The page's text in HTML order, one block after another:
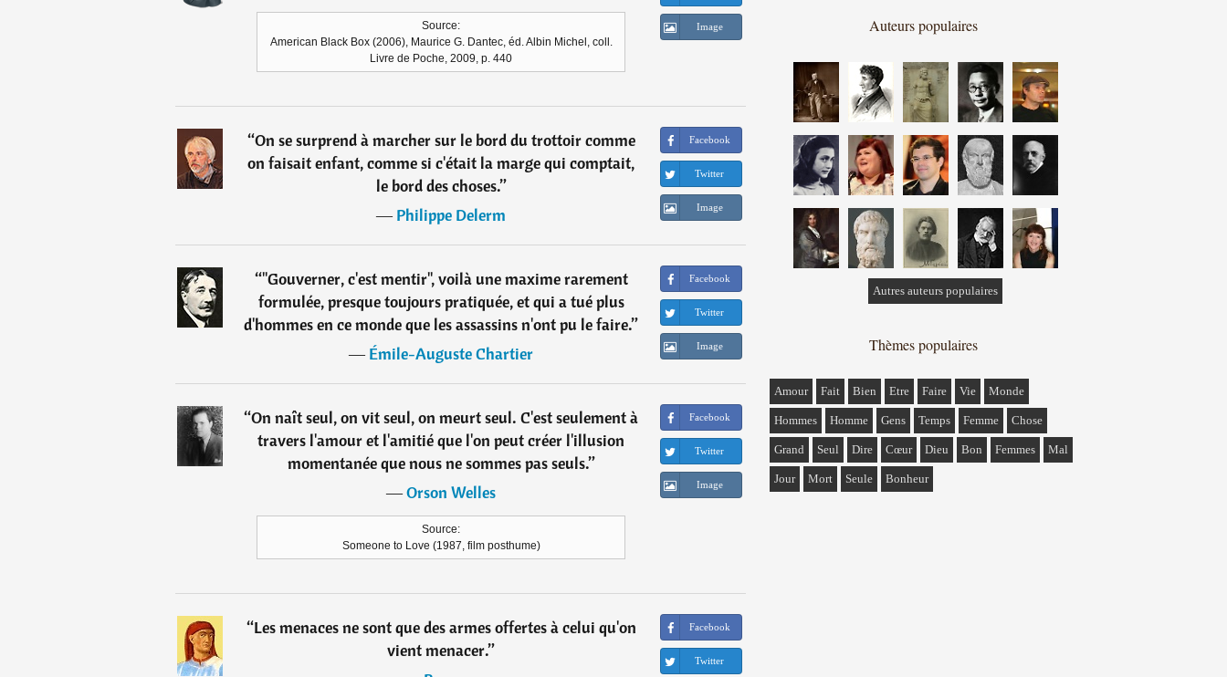
Source:
American Black Box (2006), Maurice G. Dantec, éd. Albin Michel, coll.
Livre de Poche, 2009, p. 440
Image
“On se surprend à marcher sur le bord du trottoir comme
on faisait enfant, comme si c'était la marge qui comptait,
le bord des choses.”
―Philippe Delerm
Facebook
Twitter
Image
“"Gouverner, c'est mentir", voilà une maxime rarement
formulée, presque toujours pratiquée, et qui a tué plus
d'hommes en ce monde que les assassins n'ont pu le faire.”
―Émile-Auguste Chartier
Facebook
Twitter
Image
“On naît seul, on vit seul, on meurt seul. C'est seulement à
travers l'amour et l'amitié que l'on peut créer l'illusion
momentanée que nous ne sommes pas seuls.”
―Orson Welles
Source:
Someone to Love (1987, film posthume)
Facebook
Twitter
Image
“Les menaces ne sont que des armes offertes à celui qu'on
vient menacer.”
Facebook
Twitter
Auteurs populaires
Autres auteurs populaires
Thèmes populaires
Amour Fait Bien Etre Faire Vie Monde
Hommes Homme Gens Temps Femme Chose
Grand Seul Dire Cœur Dieu Bon Femmes Mal
Jour Mort Seule Bonheur